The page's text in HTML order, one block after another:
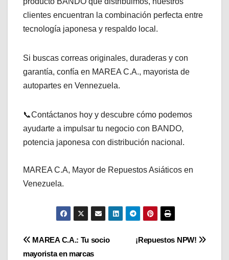
clientes encuentran la combinación perfecta entre
tecnología japonesa y respaldo local.
Si buscas correas originales, duraderas y con
garantía, confía en MAREA C.A., mayorista de
autopartes en Vennezuela.
📞Contáctanos hoy y descubre cómo podemos
ayudarte a impulsar tu negocio con BANDO,
potencia japonesa con distribución nacional.
MAREA C.A, Mayor de Repuestos Asiáticos en
Venezuela.
Navegación
¡Repuestos NPW!
MAREA C.A.: Tu socio
mayorista en marcas